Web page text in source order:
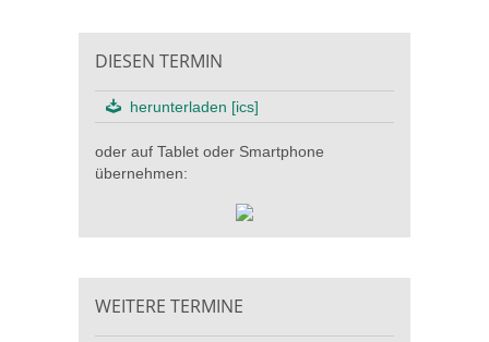
DIESEN TERMIN
herunterladen [ics]
oder auf Tablet oder Smartphone
übernehmen:
WEITERE TERMINE